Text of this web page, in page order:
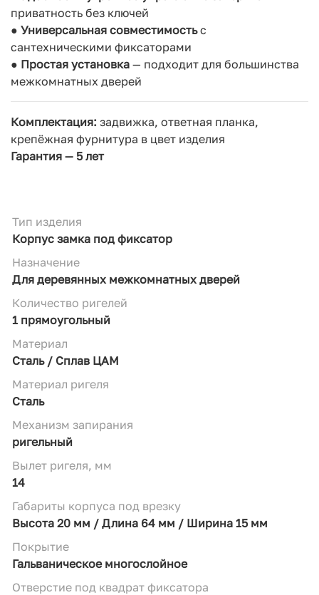
приватность без ключей
● Универсальная совместимостьс
сантехническими фиксаторами
● Простая установка — подходит для большинства
межкомнатных дверей
Комплектация: задвижка, ответная планка,
крепёжная фурнитура в цвет изделия
Гарантия — 5 лет
Тип изделия
Корпус замка под фиксатор
Назначение
Для деревянных межкомнатных дверей
Количество ригелей
1 прямоугольный
Материал
Сталь / Сплав ЦАМ
Материал ригеля
Сталь
Механизм запирания
ригельный
Вылет ригеля, мм
14
Габариты корпуса под врезку
Высота 20 мм / Длина 64 мм / Ширина 15 мм
Покрытие
Гальваническое многослойное
Отверстие под квадрат фиксатора